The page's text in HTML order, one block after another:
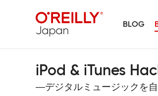
BLOG
iPod & iTunes
―デジタルミュージックを